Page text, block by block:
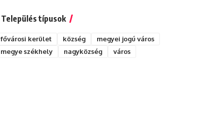
Település típusok
fővárosi kerület község
megyei jogú város
megye székhely
nagyközség város